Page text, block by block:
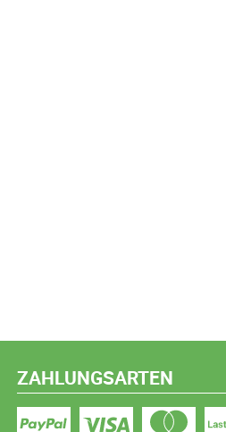
ZAHLUNGSARTEN